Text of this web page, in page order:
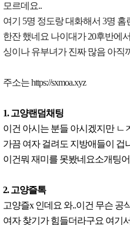
모르데요..
여기 5명 정도랑 대화해서 3명
한잔 했네요 나이대가 20후반에
싱이나 유부녀가 진짜 많음 아직
주소는 https://sxmoa.xyz
1. 고양랜덤채팅
이건 아시는 분들 아시겠지만 ㄴ
가끔 여자 걸려도 지방애들이 겁
이건뭐 재미를 못봤네요소개팅
2. 고양즐톡
고양즐x 인데요 와..이건 무슨 공
여자 찾기가 힘들더라구요 여기